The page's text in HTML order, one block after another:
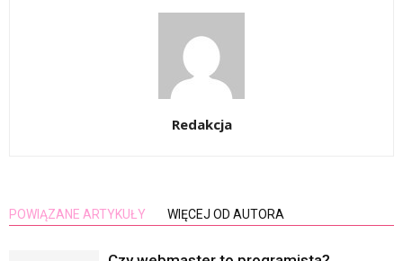
Redakcja
POWIĄZANE ARTYKUŁY WIĘCEJ OD AUTORA